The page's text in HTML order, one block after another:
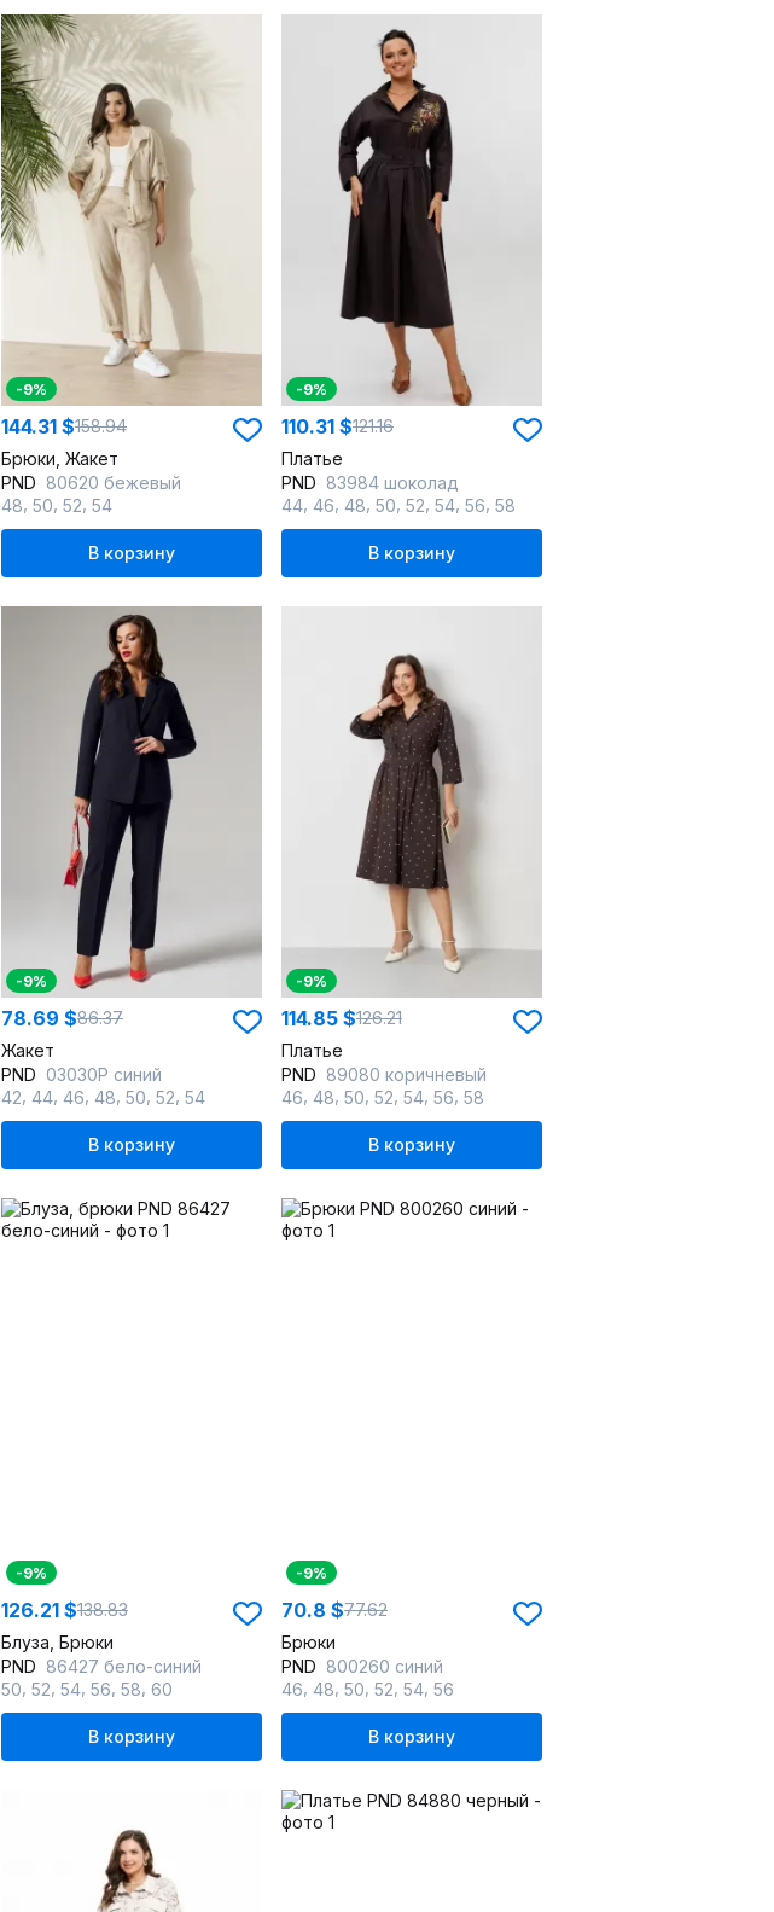
-9%
144.31 $158.94
Брюки, Жакет
PND 80620 бежевый
48 50 52 54
В корзину
-9%
110.31 $121.16
Платье
PND 83984 шоколад
44 46 48 50 52 54 56 58
В корзину
-9%
78.69 $86.37
Жакет
PND 03030P синий
42 44 46 48 50 52 54
В корзину
-9%
114.85 $126.21
Платье
PND 89080 коричневый
46 48 50 52 54 56 58
В корзину
-9%
126.21 $138.83
Блуза, Брюки
PND 86427 бело-синий
50 52 54 56 58 60
В корзину
-9%
70.8 $77.62
Брюки
PND 800260 синий
46 48 50 52 54 56
В корзину